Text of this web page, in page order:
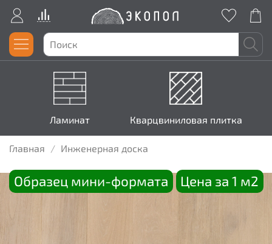
Ламинат Кварцвиниловая плитка
Главная Инженерная доска
Образец мини-формата Цена за 1 м2